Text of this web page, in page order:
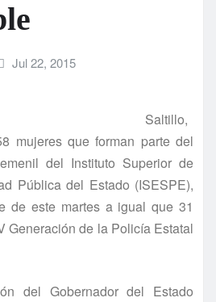
Jul 22, 2015
Saltillo,
mujeres que forman parte del
del Instituto Superior de
Pública del Estado (ISESPE),
de este martes a igual que 31
Generación de la Policí­a Estatal
del Gobernador del Estado